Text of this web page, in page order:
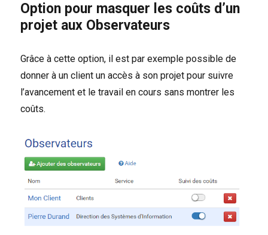
Option pour masquer les coûts d’un
projet aux Observateurs
Grâce à cette option, il est par exemple possible de
donner à un client un accès à son projet pour suivre
l’avancement et le travail en cours sans montrer les
coûts.